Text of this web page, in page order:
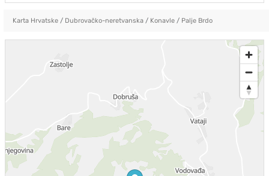
Karta Hrvatske/ Dubrovačko-neretvanska/ Konavle/ Palje Brdo